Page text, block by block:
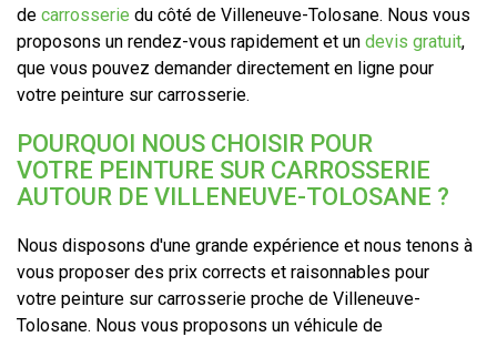
de carrosserie du côté de Villeneuve-Tolosane. Nous vous
proposons un rendez-vous rapidement et un devis gratuit,
que vous pouvez demander directement en ligne pour
votre peinture sur carrosserie.
POURQUOI NOUS CHOISIR POUR
VOTRE PEINTURE SUR CARROSSERIE
AUTOUR DE VILLENEUVE-TOLOSANE ?
Nous disposons d'une grande expérience et nous tenons à
vous proposer des prix corrects et raisonnables pour
votre peinture sur carrosserie proche de Villeneuve-
Tolosane. Nous vous proposons un véhicule de